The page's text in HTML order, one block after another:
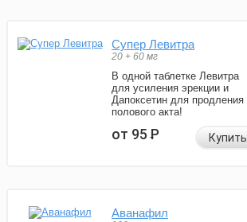
Супер Левитра
20 + 60 мг
В одной таблетке Левитра
для усиления эрекции и
Дапоксетин для продления
полового акта!
от 95Р Купить
Аванафил